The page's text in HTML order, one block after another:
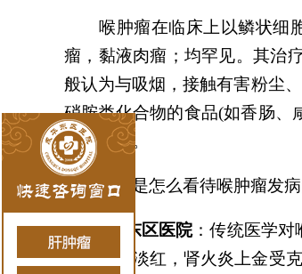
喉肿瘤在临床上以鳞状细
瘤， 黏液肉瘤 ； 均罕见。其治
般认为与吸烟，接触有害粉尘
硝胺类化合物的食品(如香肠、
受体有关。
中医是怎么看待喉肿瘤发病
成华东区医院：传统医学对
干刺痛色淡红，肾火炎上金受